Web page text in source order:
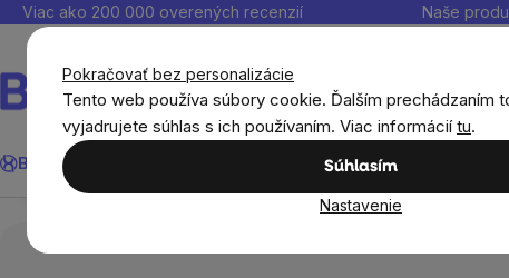
Pokračovať bez personalizácie
Tento web používa súbory cookie. Ďalším prechádzaním
vyjadrujete súhlas s ich používaním. Viac informácií tu.
Súhlasím
Nastavenie
PrejsťViac ako 200 000 overených recenzií Naše
Hľadať
BrainMax® Výživové doplnky
Minerály a Multiminerály
Wild Irish Alkaline Blend, alkalická zmes z divokých
Súvisiaci tovar Hodnotenie